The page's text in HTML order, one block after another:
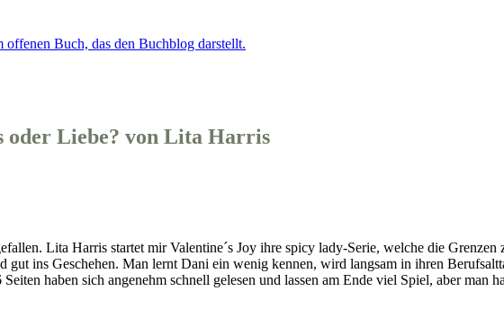
oder Liebe? von Lita Harris
Lita Harris startet mir Valentine´s Joy ihre spicy lady-Serie, welche die
gut ins Geschehen. Man lernt Dani ein wenig kennen, wird langsam in ihren
haben sich angenehm schnell gelesen und lassen am Ende viel Spiel, aber man